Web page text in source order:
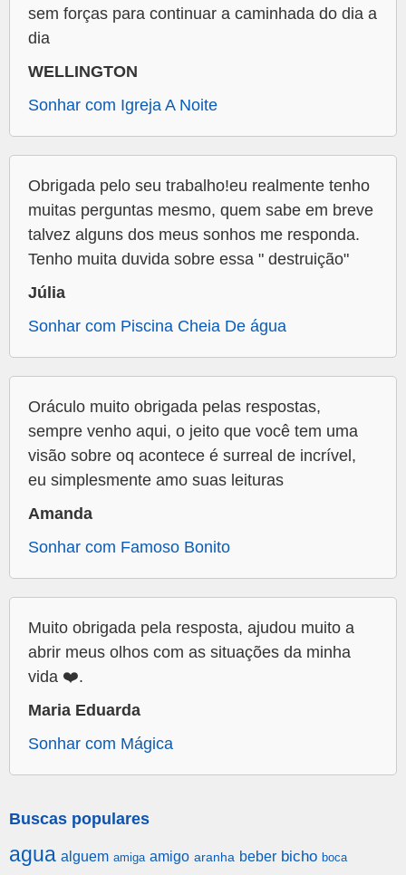
sem forças para continuar a caminhada do dia a
dia
WELLINGTON
Sonhar com Igreja A Noite
Obrigada pelo seu trabalho!eu realmente tenho
muitas perguntas mesmo, quem sabe em breve
talvez alguns dos meus sonhos me responda.
Tenho muita duvida sobre essa " destruição"
Júlia
Sonhar com Piscina Cheia De água
Oráculo muito obrigada pelas respostas,
sempre venho aqui, o jeito que você tem uma
visão sobre oq acontece é surreal de incrível,
eu simplesmente amo suas leituras
Amanda
Sonhar com Famoso Bonito
Muito obrigada pela resposta, ajudou muito a
abrir meus olhos com as situações da minha
vida ❤️.
Maria Eduarda
Sonhar com Mágica
Buscas populares
agua alguem amiga amigo aranha beber bicho boca